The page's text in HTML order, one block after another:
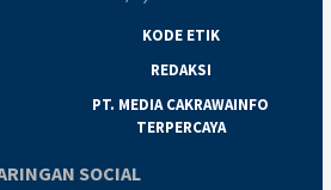
KODE ETIK
REDAKSI
PT. MEDIA CAKRAWAINFO
TERPERCAYA
SOCIAL